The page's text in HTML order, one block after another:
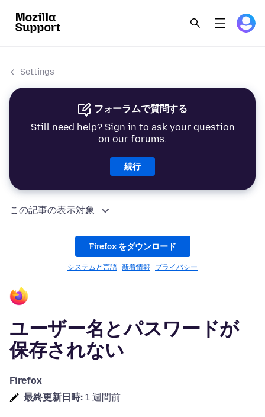
Settings
フォーラムで質問する
Still need help? Sign in to ask your question
on our forums.
続行
この記事の表示対象
Firefox をダウンロード
システムと言語 新着情報 プライバシー
ユーザー名とパスワードが
保存されない
Firefox
最終更新日時: 1 週間前